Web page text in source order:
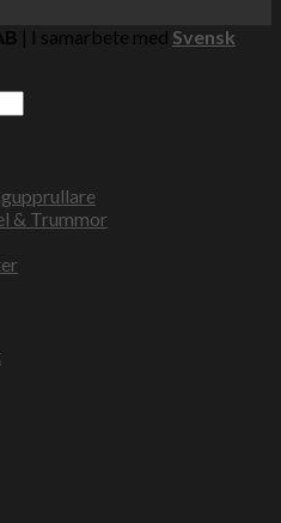
| I samarbete med Svensk
& Trummor